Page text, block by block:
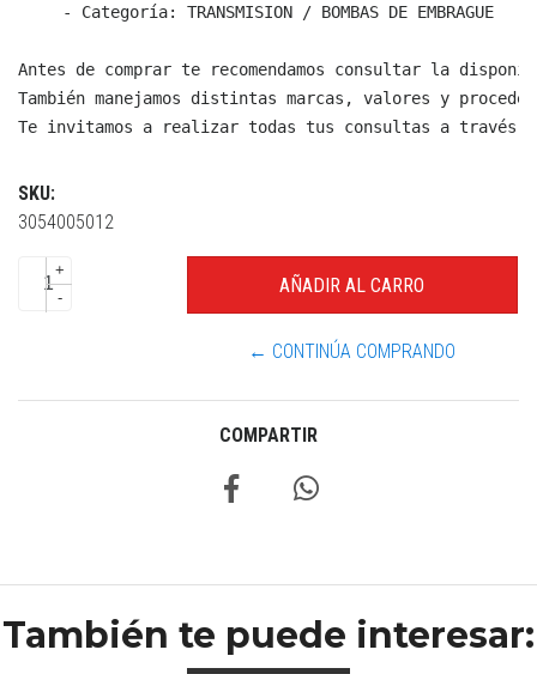
  - Categoría: TRANSMISION / BOMBAS DE EMBRAGUE
Antes de comprar te recomendamos consultar la
También manejamos distintas marcas, valores y
Te invitamos a realizar todas tus consultas a través
SKU:
3054005012
+
-
← CONTINÚA COMPRANDO
COMPARTIR
También te puede interesar: